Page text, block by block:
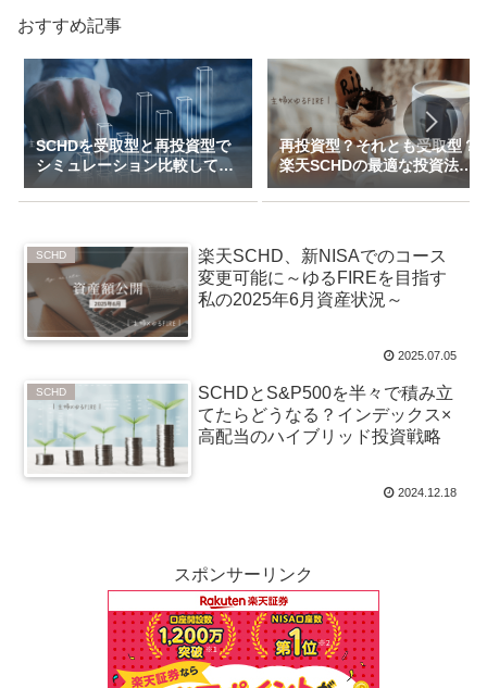
おすすめ記事
SCHDを受取型と再投資型で
シミュレーション比較してみ
た（一括＆特定口座で3万～
10万積立）
再投資型？それとも受取型？
楽天SCHDの最適な投資法に
ついて私的見解をまとめてみ
た
SCHD
楽天SCHD、新NISAでのコース
変更可能に～ゆるFIREを目指す
私の2025年6月資産状況～
2025.07.05
SCHD
SCHDとS&P500を半々で積み立
てたらどうなる？インデックス×
高配当のハイブリッド投資戦略
2024.12.18
スポンサーリンク